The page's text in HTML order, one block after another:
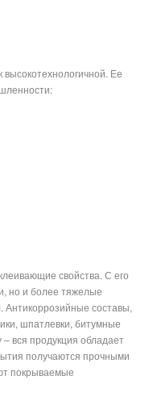
Ее
свойства. С его
но и более тяжелые
составы,
шпатлевки, битумные
вся продукция обладает
получаются прочными
покрываемые